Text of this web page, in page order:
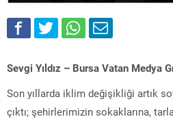
Sevgi Yıldız – Bursa Vatan Medya
Son yıllarda iklim değişikliği artık
çıktı; şehirlerimizin sokaklarına,